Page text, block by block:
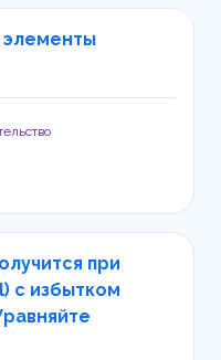
элементы
при
с избытком